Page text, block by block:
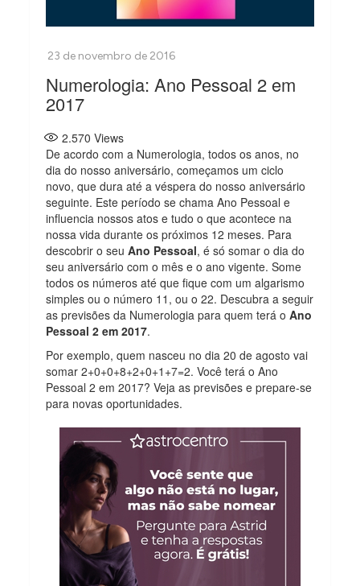
Numerologia: Ano Pessoal 2 em
2017
2.570 Views
De acordo com a Numerologia, todos os anos, no
dia do nosso aniversário, começamos um ciclo
novo, que dura até a véspera do nosso aniversário
seguinte. Este período se chama Ano Pessoal e
influencia nossos atos e tudo o que acontece na
nossa vida durante os próximos 12 meses. Para
descobrir o seuAno Pessoal, é só somar o dia do
seu aniversário com o mês e o ano vigente. Some
todos os números até que fique com um algarismo
simples ou o número 11, ou o 22. Descubra a seguir
as previsões da Numerologia para quem terá oAno
Pessoal 2 em 2017.
Por exemplo, quem nasceu no dia 20 de agosto vai
somar 2+0+0+8+2+0+1+7=2. Você terá o Ano
Pessoal 2 em 2017? Veja as previsões e prepare-se
para novas oportunidades.